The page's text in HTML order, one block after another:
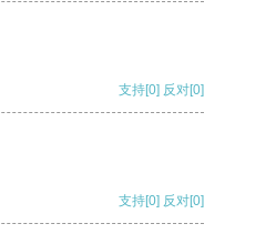
支持[0] 反对[0]
支持[0] 反对[0]